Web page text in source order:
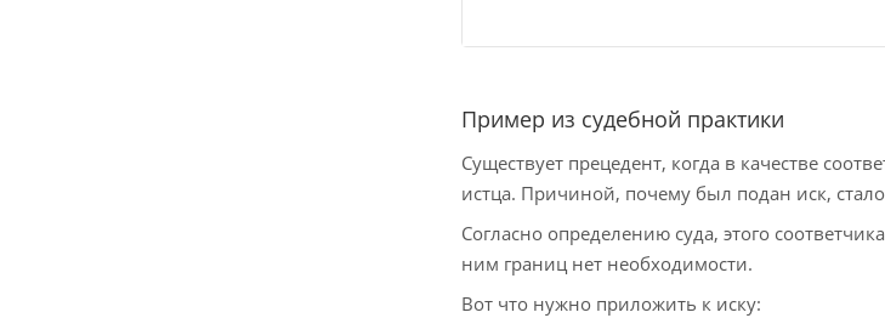
Пример из судебной практики
Существует прецедент, когда в качестве
истца. Причиной, почему был подан иск,
Согласно определению суда, этого
ним границ нет необходимости.
Вот что нужно приложить к иску: